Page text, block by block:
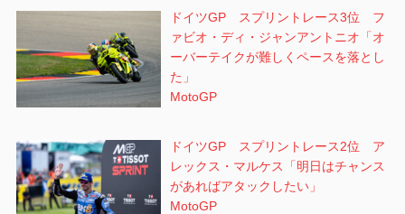
ドイツGP スプリントレース3位 フ
ァビオ・ディ・ジャンアントニオ「オ
ーバーテイクが難しくペースを落とし
た」
MotoGP
ドイツGP スプリントレース2位 ア
レックス・マルケス「明日はチャンス
があればアタックしたい」
MotoGP